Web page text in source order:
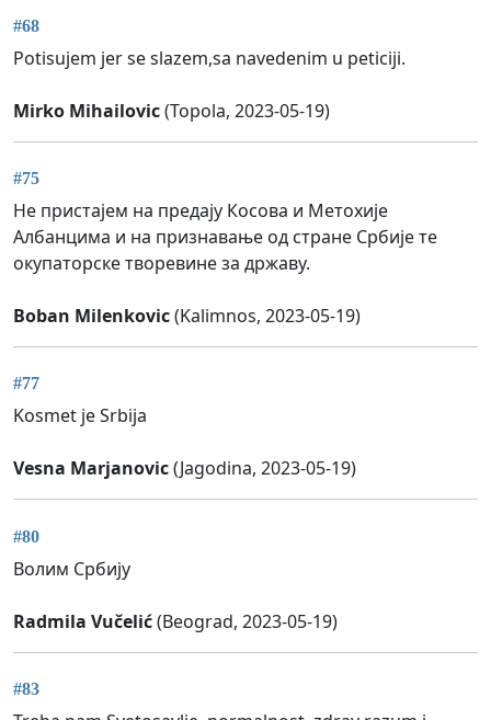
#68
Potisujem jer se slazem,sa navedenim u peticiji.
Mirko Mihailovic(Topola, 2023-05-19)
#75
Не пристајем на предају Косова и Метохије
Албанцима и на признавање од стране Србије те
окупаторске творевине за државу.
Boban Milenkovic(Kalimnos, 2023-05-19)
#77
Kosmet je Srbija
Vesna Marjanovic(Jagodina, 2023-05-19)
#80
Волим Србију
Radmila Vučelić(Beograd, 2023-05-19)
#83